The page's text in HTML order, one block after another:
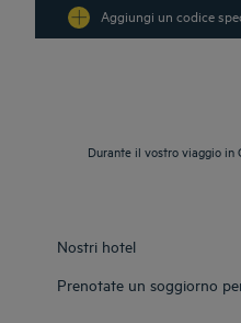
Aggiungi un codice
Durante il vostro viaggio in
Nostri hotel
Prenotate un soggiorno